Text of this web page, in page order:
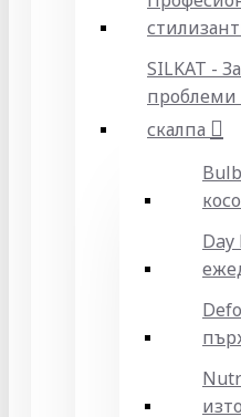
SILKAT -
проблеми
скалпа
Day